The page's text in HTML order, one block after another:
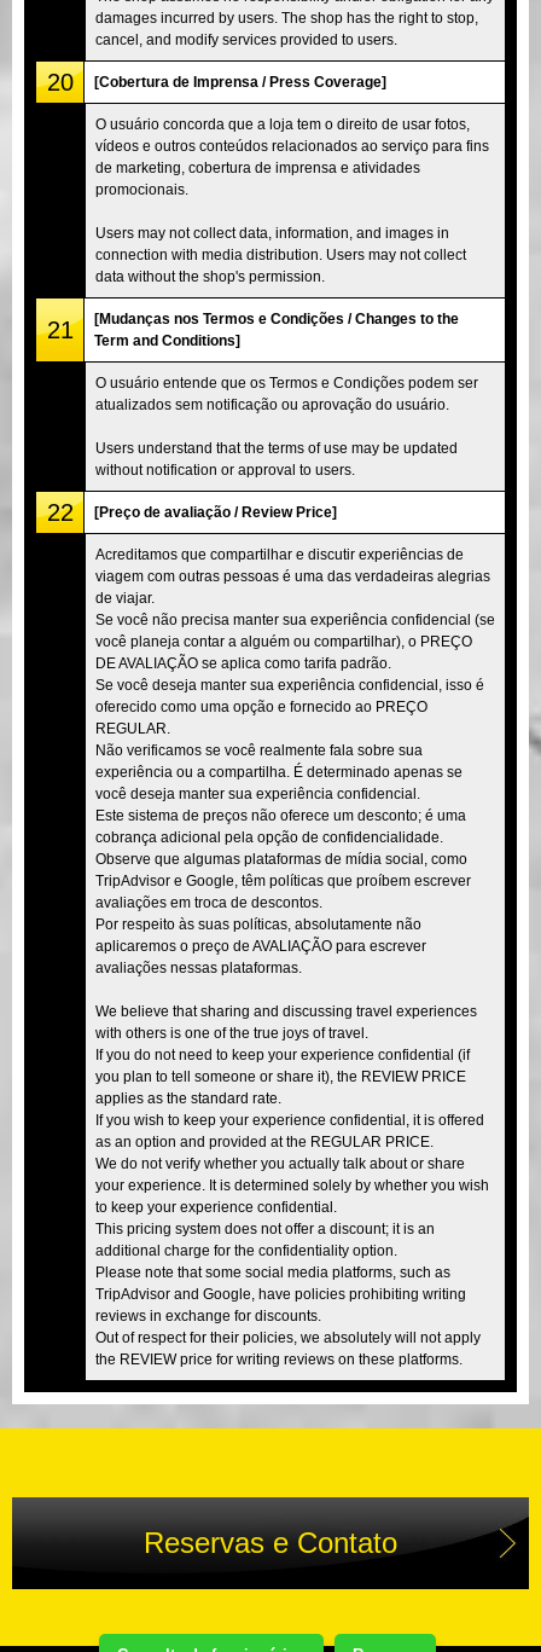
damages incurred by users. The shop has the right to stop,
cancel, and modify services provided to users.
20 [Cobertura de Imprensa / Press Coverage]
O usuário concorda que a loja tem o direito de usar fotos,
vídeos e outros conteúdos relacionados ao serviço para fins
de marketing, cobertura de imprensa e atividades
promocionais.
Users may not collect data, information, and images in
connection with media distribution. Users may not collect
data without the shop's permission.
21
[Mudanças nos Termos e Condições / Changes to the
Term and Conditions]
O usuário entende que os Termos e Condições podem ser
atualizados sem notificação ou aprovação do usuário.
Users understand that the terms of use may be updated
without notification or approval to users.
22 [Preço de avaliação / Review Price]
Acreditamos que compartilhar e discutir experiências de
viagem com outras pessoas é uma das verdadeiras alegrias
de viajar.
Se você não precisa manter sua experiência confidencial (se
você planeja contar a alguém ou compartilhar), o PREÇO
DE AVALIAÇÃO se aplica como tarifa padrão.
Se você deseja manter sua experiência confidencial, isso é
oferecido como uma opção e fornecido ao PREÇO
REGULAR.
Não verificamos se você realmente fala sobre sua
experiência ou a compartilha. É determinado apenas se
você deseja manter sua experiência confidencial.
Este sistema de preços não oferece um desconto; é uma
cobrança adicional pela opção de confidencialidade.
Observe que algumas plataformas de mídia social, como
TripAdvisor e Google, têm políticas que proíbem escrever
avaliações em troca de descontos.
Por respeito às suas políticas, absolutamente não
aplicaremos o preço de AVALIAÇÃO para escrever
avaliações nessas plataformas.
We believe that sharing and discussing travel experiences
with others is one of the true joys of travel.
If you do not need to keep your experience confidential (if
you plan to tell someone or share it), the REVIEW PRICE
applies as the standard rate.
If you wish to keep your experience confidential, it is offered
as an option and provided at the REGULAR PRICE.
We do not verify whether you actually talk about or share
your experience. It is determined solely by whether you wish
to keep your experience confidential.
This pricing system does not offer a discount; it is an
additional charge for the confidentiality option.
Please note that some social media platforms, such as
TripAdvisor and Google, have policies prohibiting writing
reviews in exchange for discounts.
Out of respect for their policies, we absolutely will not apply
the REVIEW price for writing reviews on these platforms.
Reservas e Contato